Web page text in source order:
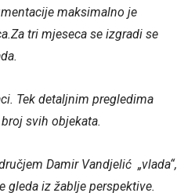
maksimalno je
tri mjeseca se izgradi se
Tek detaljnim pregledima
svih objekata.
Damir Vandjelić „vlada“,
gleda iz žablje perspektive.